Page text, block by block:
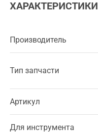
ХАРАКТЕРИСТИКИ
Производитель
Тип запчасти
Артикул
Для инструмента